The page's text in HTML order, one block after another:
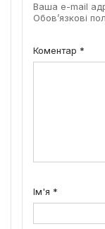
Ваша e-mail
Обов’язкові
Коментар *
Ім'я *